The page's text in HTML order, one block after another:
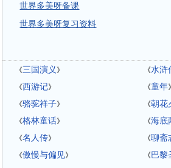
世界多美呀备课
世界多美呀复习资料
《三国演义 》 《水浒
《西游记》 《童年》
《骆驼祥子》 《朝花
《格林童话》 《海底
《名人传》 《聊斋
《傲慢与偏见》 《巴黎